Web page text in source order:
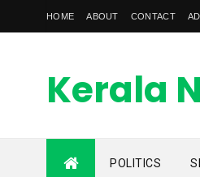
HOME ABOUT CONTACT
Kerala
Feed
kerala news feed is the one of
POLITICS